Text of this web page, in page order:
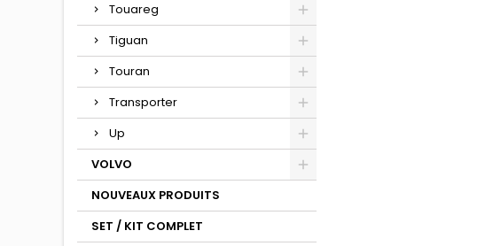
Touareg
Tiguan
Touran
Transporter
Up
VOLVO
NOUVEAUX PRODUITS
SET / KIT COMPLET